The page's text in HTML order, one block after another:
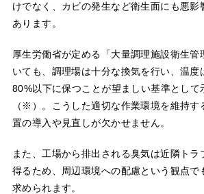
けでなく、カビの発生など衛生面にも悪影
あります。
厚生労働省が定める「大量調理施設衛生管
いても、調理場は十分な換気を行い、温
80%以下に保つことが望ましい基準として
（※）。こうした適切な作業環境を維持す
置の導入や見直しが欠かせません。
また、工場から排出される臭気は近隣トラ
得るため、周辺環境への配慮という観点で
求められます。